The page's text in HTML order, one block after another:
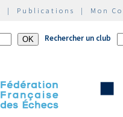
| Publications | Mon
Rechercher un club